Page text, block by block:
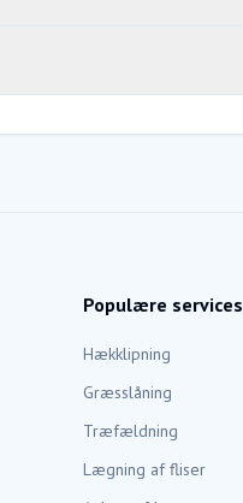
Populære services
Hækklipning
Græsslåning
Træfældning
Lægning af fliser